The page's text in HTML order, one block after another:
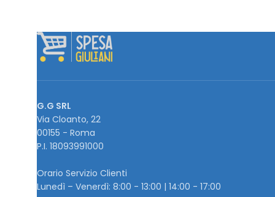
G.G SRL
Via Cloanto, 22
00155 - Roma
P.I. ‭18093991000
Orario Servizio Clienti
Lunedì – Venerdì: 8:00 - 13:00 | 14:00 - 17:00